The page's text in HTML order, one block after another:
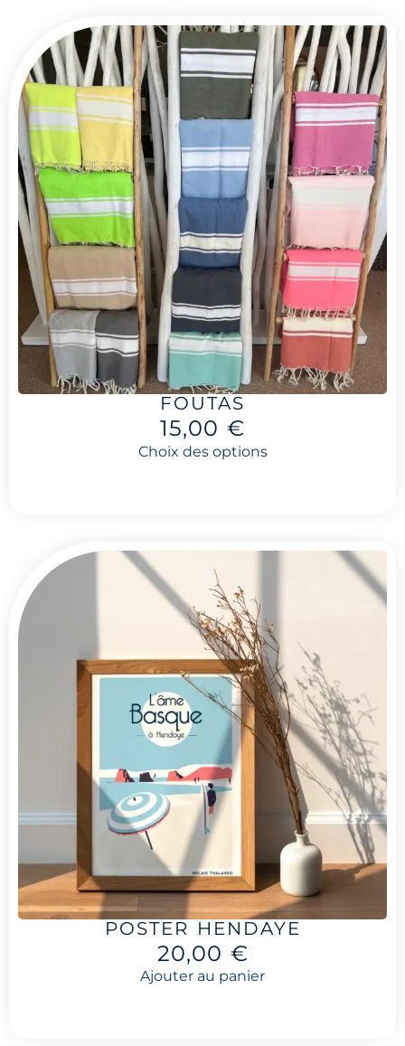
FOUTAS
15,00 €
Choix des options
POSTER HENDAYE
20,00 €
Ajouter au panier